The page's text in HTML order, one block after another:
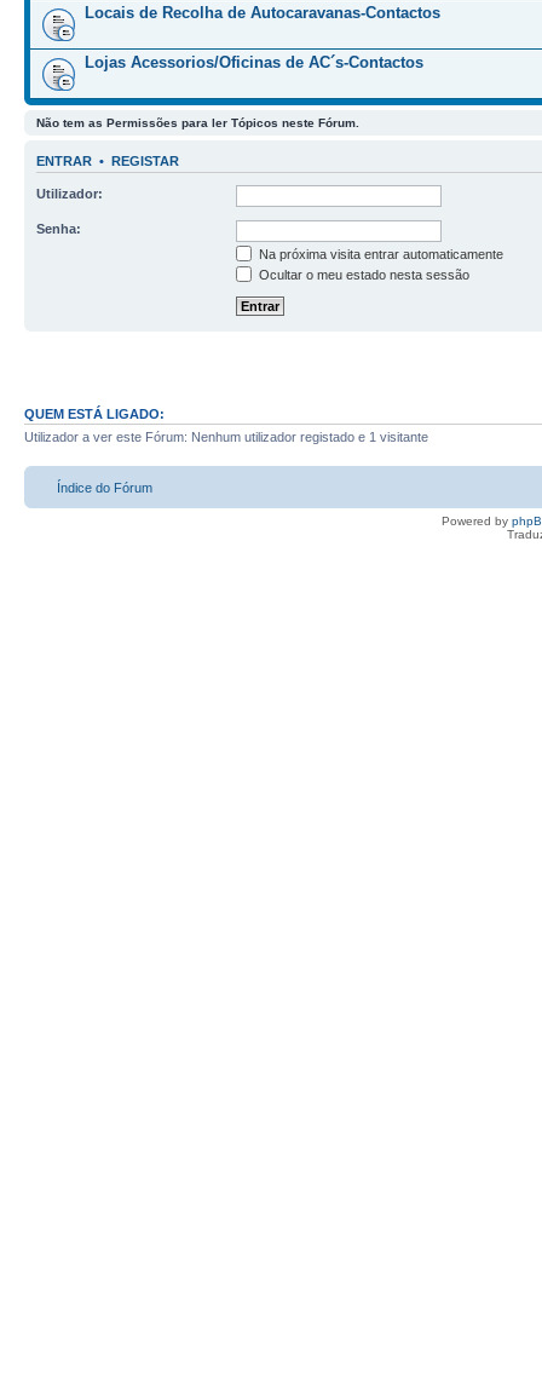
Locais de Recolha de Autocaravanas-Contactos
Lojas Acessorios/Oficinas de AC´s-Contactos
Não tem as Permissões para ler Tópicos neste Fórum.
ENTRAR • REGISTAR
Utilizador:
Senha:
Na próxima visita entrar automaticamente
Ocultar o meu estado nesta sessão
QUEM ESTÁ LIGADO:
Utilizador a ver este Fórum: Nenhum utilizador registado e 1 visitante
Índice do Fórum
Powered by